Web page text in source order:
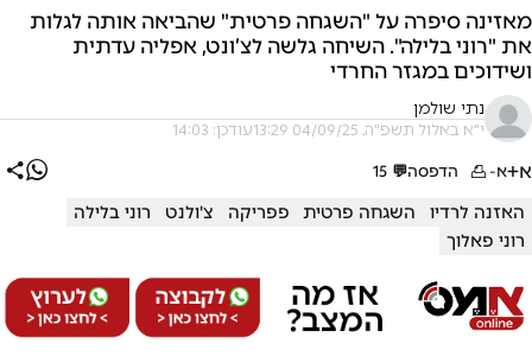
מאזינה סיפרה על "השגחה פרטית" שהביאה אותה לגלות
את "רוני בלילה". השיחה גלשה לצ’ונט, אפליה עדתית
ושידוכים במגזר החרדי
נתי שולמן
י"א באלול תשפ"ה, 04/09/25 13:29 עודכן: 14:03
א+א- הדפסה💬
15
האזנה לרדיו השגחה פרטית פפריקה צ'ולנט
רוני בלילה
רוני פאלוך